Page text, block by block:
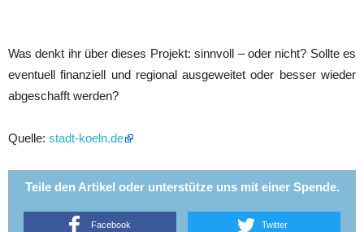
Was denkt ihr über dieses Projekt: sinnvoll – oder nicht? Sollte es
eventuell finanziell und regional ausgeweitet oder besser wieder
abgeschafft werden?
Quelle: stadt-koeln.de
Teile den Artikel oder unterstütze uns mit einer Spende.
Facebook Twitter